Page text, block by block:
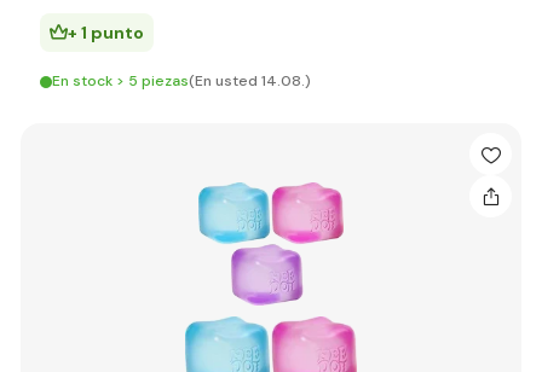
+ 1 punto
En stock > 5 piezas(En usted 14.08.)